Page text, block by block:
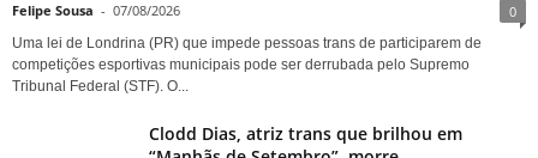
Felipe Sousa - 07/08/2026 0
Uma lei de Londrina (PR) que impede pessoas trans de participarem de
competições esportivas municipais pode ser derrubada pelo Supremo
Tribunal Federal (STF). O...
Clodd Dias, atriz trans que brilhou em